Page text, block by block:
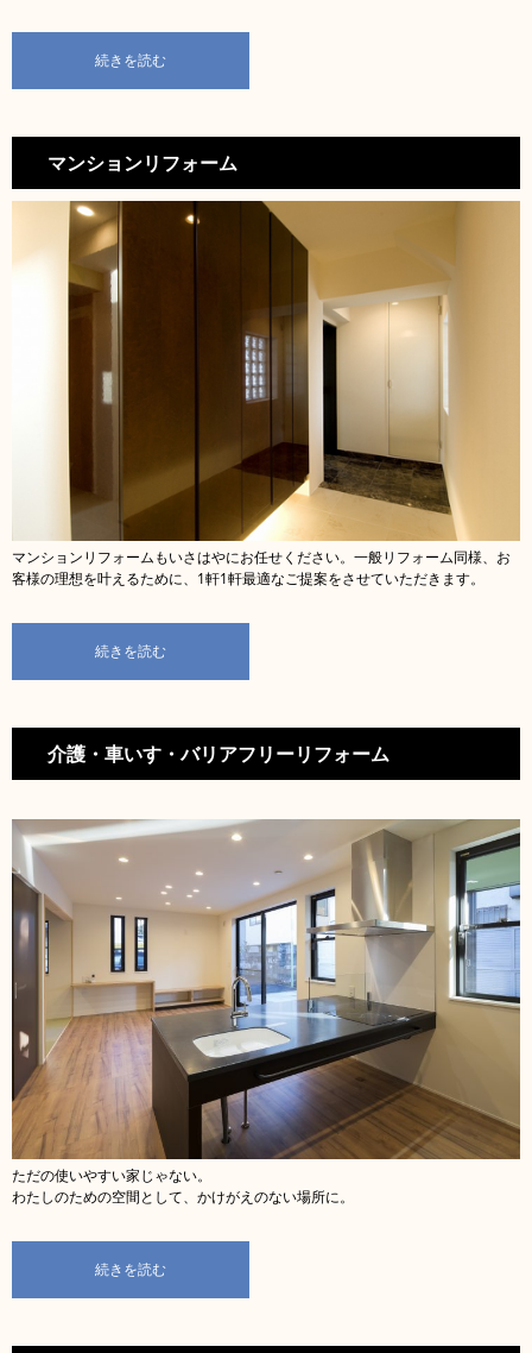
続きを読む
マンションリフォーム
マンションリフォームもいさはやにお任せください。一般リフォーム同様、お
客様の理想を叶えるために、1軒1軒最適なご提案をさせていただきます。
続きを読む
介護・車いす・バリアフリーリフォーム
ただの使いやすい家じゃない。
わたしのための空間として、かけがえのない場所に。
続きを読む